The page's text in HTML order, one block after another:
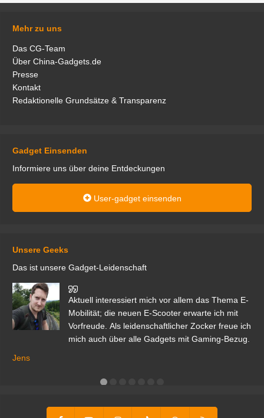
Mehr zu uns
Das CG-Team
Über China-Gadgets.de
Presse
Kontakt
Redaktionelle Grundsätze & Transparenz
Gadget Einsenden
Informiere uns über deine Entdeckungen
User-gadget einsenden
Unsere Geeks
Das ist unsere Gadget-Leidenschaft
Aktuell interessiert mich vor allem das Thema E-
Mobilität; die neuen E-Scooter erwarte ich mit
Vorfreude. Als leidenschaftlicher Zocker freue ich
mich auch über alle Gadgets mit Gaming-Bezug.
Jens